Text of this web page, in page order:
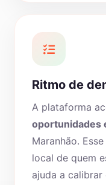
Ritmo de
A plataforma
oportunidades
Maranhão.
local de quem
ajuda a